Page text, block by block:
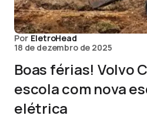
Por EletroHead
18 de dezembro de 2025
Boas férias! Volvo
escola com nova
elétrica